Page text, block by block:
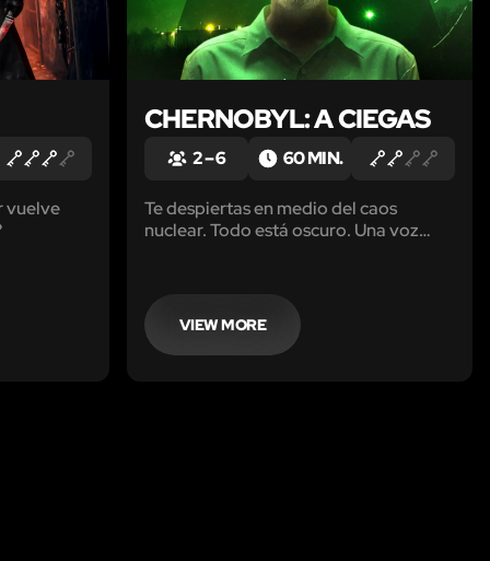
vuelve
CHERNOBYL: A CIEGAS
2 – 6 60 MIN.
Te despiertas en medio del caos
nuclear. Todo está oscuro. Una voz
¿Sobrevivirás?
VIEW MORE